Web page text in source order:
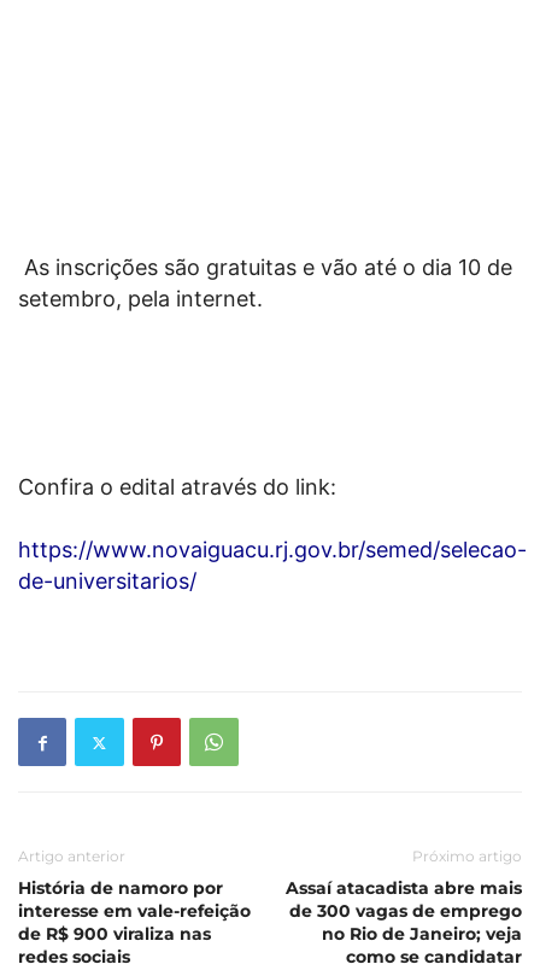
As inscrições são gratuitas e vão até o dia 10 de
setembro, pela internet.
Confira o edital através do link:
https://www.novaiguacu.rj.gov.br/semed/selecao-
de-universitarios/
Artigo anterior
História de namoro por
interesse em vale-refeição
de R$ 900 viraliza nas
redes sociais
Próximo artigo
Assaí atacadista abre mais
de 300 vagas de emprego
no Rio de Janeiro; veja
como se candidatar